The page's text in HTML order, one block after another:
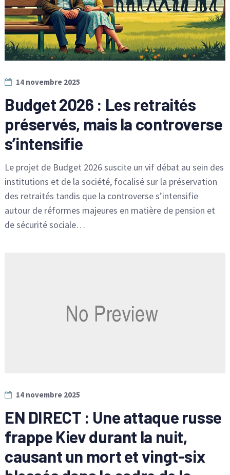
14 novembre 2025
Budget 2026 : Les retraités
préservés, mais la controverse
s’intensifie
Le projet de Budget 2026 suscite un vif débat au sein des
institutions et de la société, focalisé sur la préservation
des retraités tandis que la controverse s’intensifie
autour de réformes majeures en matière de pension et
de sécurité sociale…
14 novembre 2025
EN DIRECT : Une attaque russe
frappe Kiev durant la nuit,
causant un mort et vingt-six